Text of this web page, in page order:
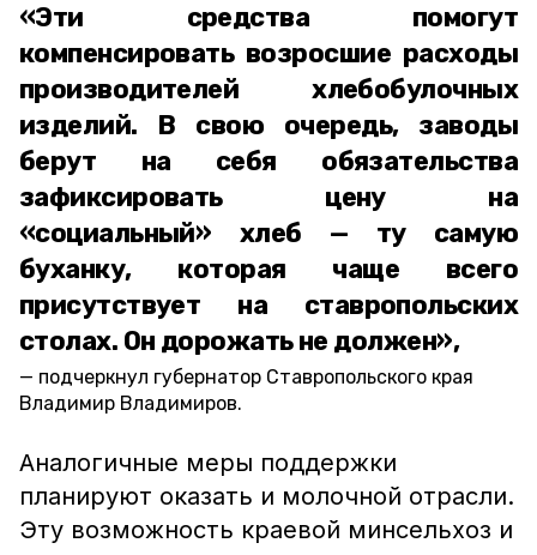
«Эти средства помогут
компенсировать возросшие расходы
производителей хлебобулочных
изделий. В свою очередь, заводы
берут на себя обязательства
зафиксировать цену на
«социальный» хлеб — ту самую
буханку, которая чаще всего
присутствует на ставропольских
столах. Он дорожать не должен»,
подчеркнул губернатор Ставропольского края
Владимир Владимиров.
Аналогичные меры поддержки
планируют оказать и молочной отрасли.
Эту возможность краевой минсельхоз и